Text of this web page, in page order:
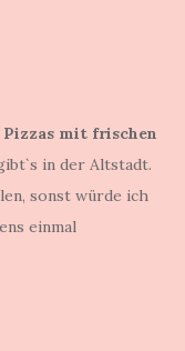
mit frischen
in der Altstadt.
sonst würde ich
einmal